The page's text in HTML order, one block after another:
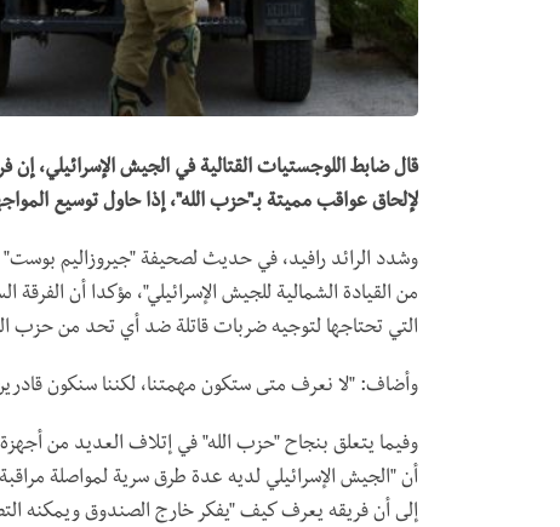
قال ضابط اللوجستيات القتالية في الجيش الإسرائيلي،
لإلحاق عواقب مميتة بـ"حزب الله"، إذا حاول توسيع
وشدد الرائد رافيد، في حديث لصحيفة "جيروزاليم
من القيادة الشمالية للجيش الإسرائيلي"، مؤكدا أن
التي تحتاجها لتوجيه ضربات قاتلة ضد أي تحد من حزب
وأضاف: "لا نعرف متى ستكون مهمتنا، لكننا سنكون
وفيما يتعلق بنجاح "حزب الله" في إتلاف العديد من
أن "الجيش الإسرائيلي لديه عدة طرق سرية لمواصلة
إلى أن فريقه يعرف كيف "يفكر خارج الصندوق ويمكنه